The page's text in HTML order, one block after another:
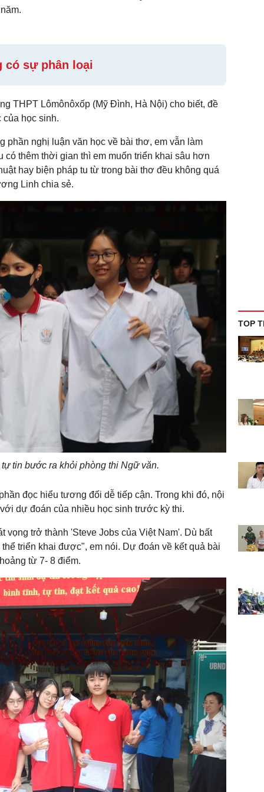
có sự phân loại
THPT Lômônôxốp (Mỹ Đình, Hà Nội) cho biết, đề
học sinh.
phần nghị luận văn học về bài thơ, em vẫn làm
thêm thời gian thì em muốn triển khai sâu hơn
hay biện pháp tu từ trong bài thơ đều không quá
Linh chia sẻ.
tin bước ra khỏi phòng thi Ngữ văn.
đọc hiểu tương đối dễ tiếp cận. Trong khi đó, nội
dự đoán của nhiều học sinh trước kỳ thi.
vọng trở thành 'Steve Jobs của Việt Nam'. Dù bất
triển khai được", em nói. Dự đoán về kết quả bài
từ 7- 8 điểm.
TOP